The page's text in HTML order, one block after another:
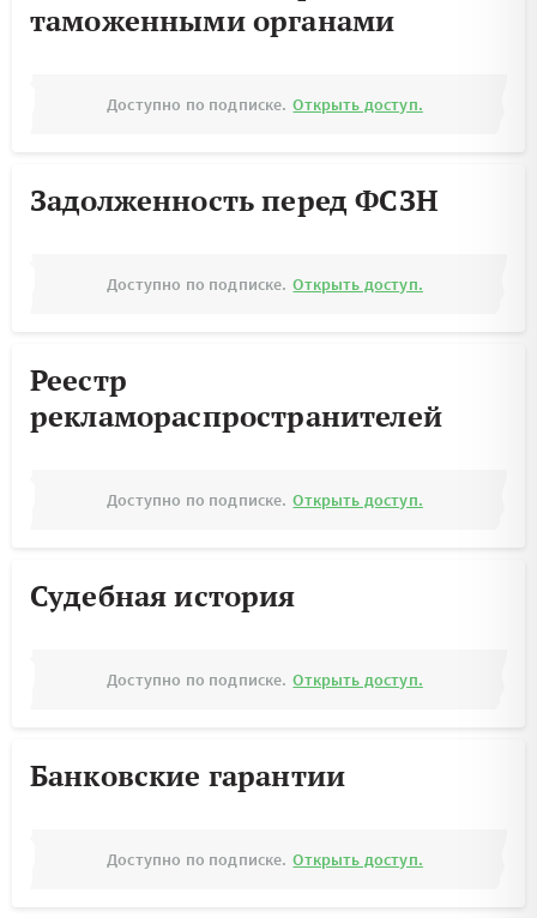
таможенными органами
Доступно по подписке. Открыть доступ.
Задолженность перед ФСЗН
Доступно по подписке. Открыть доступ.
Реестр
рекламораспространителей
Доступно по подписке. Открыть доступ.
Судебная история
Доступно по подписке. Открыть доступ.
Банковские гарантии
Доступно по подписке. Открыть доступ.